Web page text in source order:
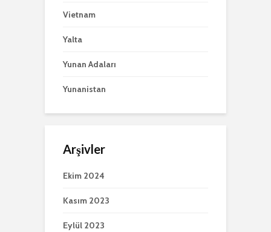
Vietnam
Yalta
Yunan Adaları
Yunanistan
Arşivler
Ekim 2024
Kasım 2023
Eylül 2023